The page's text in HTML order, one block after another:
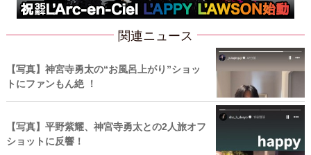
関連ニュース
【写真】神宮寺勇太の“お風呂上がり”ショッ
トにファンもん絶 ！
【写真】平野紫耀、神宮寺勇太との2人旅オフ
ショットに反響！